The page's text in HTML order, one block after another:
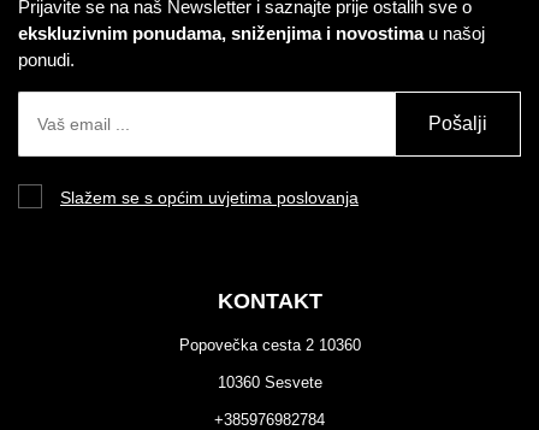
Prijavite se na naš Newsletter i saznajte prije ostalih sve o
ekskluzivnim ponudama, sniženjima i novostimau našoj
ponudi.
Pošalji
Slažem se s općim uvjetima poslovanja
KONTAKT
Popovečka cesta 2 10360
10360 Sesvete
+385976982784